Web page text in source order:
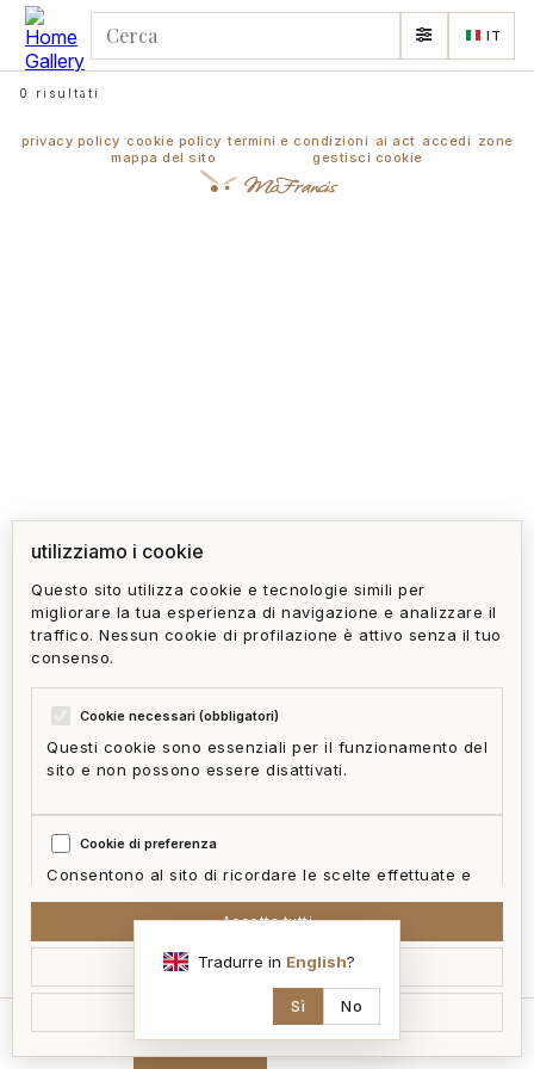
IT
0 risultati
McFrancis
privacy policy cookie policy termini e condizioni ai act accedi zone
mappa del sito
gestisci cookie
utilizziamo i cookie
Questo sito utilizza cookie e tecnologie simili per
migliorare la tua esperienza di navigazione e analizzare il
traffico. Nessun cookie di profilazione è attivo senza il tuo
consenso.
Cookie necessari (obbligatori)
Questi cookie sono essenziali per il funzionamento del
sito e non possono essere disattivati.
Cookie di preferenza
Consentono al sito di ricordare le scelte effettuate e
Cookie statistici
Aiutano a capire come i visitatori interagiscono con il
sito in forma aggregata e anonima.
Accetta tutti
Accetta selezionati
Rifiuta non essenziali
Tradurre in English?
Sì No